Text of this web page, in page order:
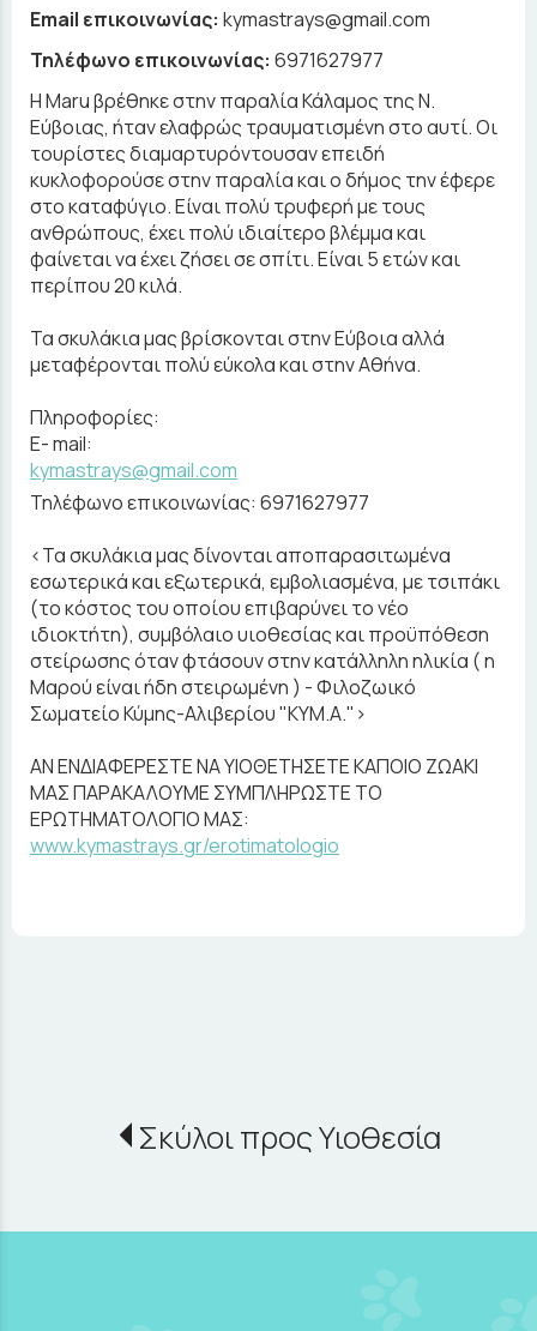
Email επικοινωνίας: kymastrays@gmail.com
Τηλέφωνο επικοινωνίας: 6971627977
Η Maru βρέθηκε στην παραλία Κάλαμος της Ν.
Εύβοιας, ήταν ελαφρώς τραυματισμένη στο αυτί. Οι
τουρίστες διαμαρτυρόντουσαν επειδή
κυκλοφορούσε στην παραλία και ο δήμος την έφερε
στο καταφύγιο. Είναι πολύ τρυφερή με τους
ανθρώπους, έχει πολύ ιδιαίτερο βλέμμα και
φαίνεται να έχει ζήσει σε σπίτι. Είναι 5 ετών και
περίπου 20 κιλά.
Τα σκυλάκια μας βρίσκονται στην Εύβοια αλλά
μεταφέρονται πολύ εύκολα και στην Αθήνα.
Πληροφορίες:
E- mail:
kymastrays@gmail.com
Τηλέφωνο επικοινωνίας: 6971627977
<Τα σκυλάκια μας δίνονται αποπαρασιτωμένα
εσωτερικά και εξωτερικά, εμβολιασμένα, με τσιπάκι
(το κόστος του οποίου επιβαρύνει το νέο
ιδιοκτήτη), συμβόλαιο υιοθεσίας και προϋπόθεση
στείρωσης όταν φτάσουν στην κατάλληλη ηλικία ( η
Μαρού είναι ήδη στειρωμένη ) - Φιλοζωικό
Σωματείο Κύμης-Αλιβερίου "ΚΥΜ.Α.">
ΑΝ ΕΝΔΙΑΦΕΡΕΣΤΕ ΝΑ ΥΙΟΘΕΤΗΣΕΤΕ ΚΑΠΟΙΟ ΖΩΑΚΙ
ΜΑΣ ΠΑΡΑΚΑΛΟΥΜΕ ΣΥΜΠΛΗΡΩΣΤΕ ΤΟ
ΕΡΩΤΗΜΑΤΟΛΟΓΙΟ ΜΑΣ:
www.kymastrays.gr/erotimatologio
Σκύλοι προς Υιοθεσία